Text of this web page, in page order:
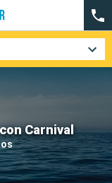
Carnival